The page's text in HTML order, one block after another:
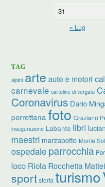
31
« Lug
TAG
alpini arte auto e motori
carnevale cartoline di vergato
Coronavirus Dario
porrettana foto Graziano
inaugurazione Labante libri
maestri marzabotto Monte
ospedale parrocchia
loco Riola Rocchetta Mattei
sport storia turismo